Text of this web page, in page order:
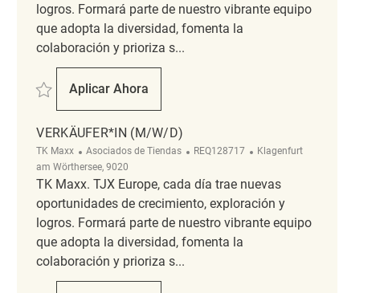
logros. Formará parte de nuestro vibrante equipo
que adopta la diversidad, fomenta la
colaboración y prioriza s...
Salvar Verkäufer*in (m/w/d) REQ128720
Aplicar Ahora
Verkäufer*in (m/w/d)
VERKÄUFER*IN (M/W/D)
TK Maxx Categoría
Asociados de Tiendas ReqId
REQ128717 Ubicación
Klagenfurt
am Wörthersee, 9020
TK Maxx. TJX Europe, cada día trae nuevas
oportunidades de crecimiento, exploración y
logros. Formará parte de nuestro vibrante equipo
que adopta la diversidad, fomenta la
colaboración y prioriza s...